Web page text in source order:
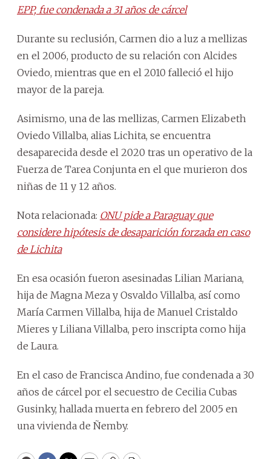
EPP, fue condenada a 31 años de cárcel
Durante su reclusión, Carmen dio a luz a mellizas
en el 2006, producto de su relación con Alcides
Oviedo, mientras que en el 2010 falleció el hijo
mayor de la pareja.
Asimismo, una de las mellizas, Carmen Elizabeth
Oviedo Villalba, alias Lichita, se encuentra
desaparecida desde el 2020 tras un operativo de la
Fuerza de Tarea Conjunta en el que murieron dos
niñas de 11 y 12 años.
Nota relacionada: ONU pide a Paraguay que
considere hipótesis de desaparición forzada en caso
de Lichita
En esa ocasión fueron asesinadas Lilian Mariana,
hija de Magna Meza y Osvaldo Villalba, así como
María Carmen Villalba, hija de Manuel Cristaldo
Mieres y Liliana Villalba, pero inscripta como hija
de Laura.
En el caso de Francisca Andino, fue condenada a 30
años de cárcel por el secuestro de Cecilia Cubas
Gusinky, hallada muerta en febrero del 2005 en
una vivienda de Ñemby.